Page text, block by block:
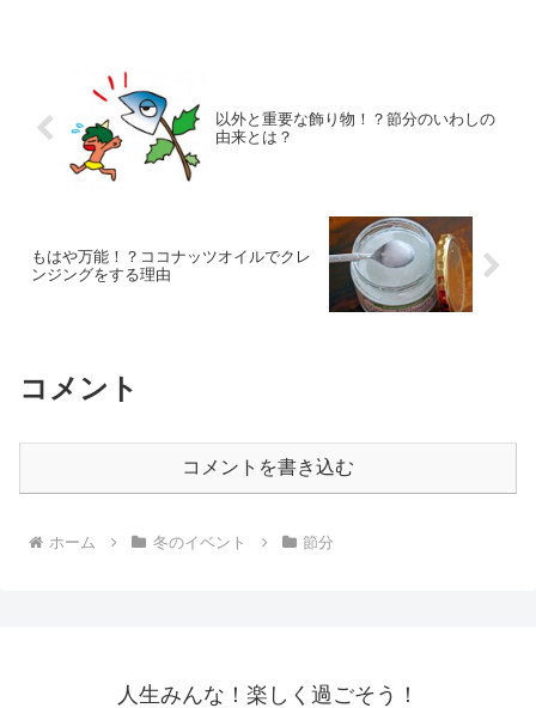
以外と重要な飾り物！？節分のいわしの
由来とは？
もはや万能！？ココナッツオイルでクレ
ンジングをする理由
コメント
コメントを書き込む
ホーム 冬のイベント 節分
人生みんな！楽しく過ごそう！